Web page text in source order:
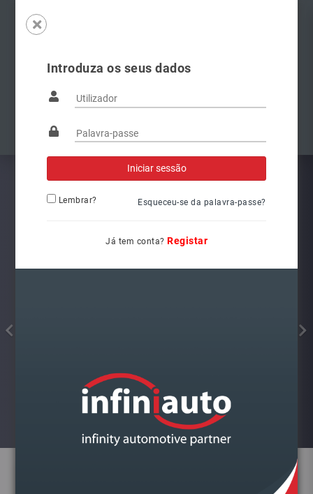
Introduza os seus dados
Lembrar? Esqueceu-se da palavra-passe?
Já tem conta? Registar
Famílias
TEMP.KIMAPA
Visualizar